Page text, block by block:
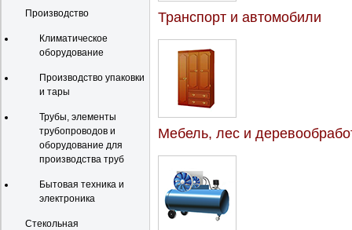
Производство
Климатическое
оборудование
Производство упаковки
и тары
Трубы, элементы
трубопроводов и
оборудование для
производства труб
Бытовая техника и
электроника
Стекольная
Транспорт и автомобили
Мебель, лес и